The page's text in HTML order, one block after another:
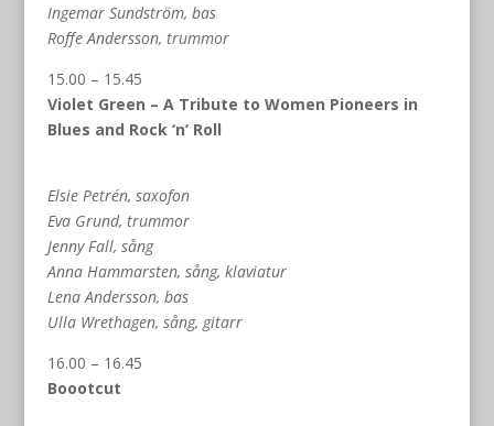
Ingemar Sundström, bas
Roffe Andersson, trummor
15.00 – 15.45
Violet Green – A Tribute to Women Pioneers in
Blues and Rock ‘n’ Roll
Elsie Petrén, saxofon
Eva Grund, trummor
Jenny Fall, sång
Anna Hammarsten, sång, klaviatur
Lena Andersson, bas
Ulla Wrethagen, sång, gitarr
16.00 – 16.45
Boootcut